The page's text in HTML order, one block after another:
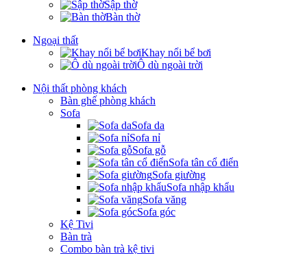
Sập thờ
Bàn thờ
Ngoại thất
Khay nổi bể bơi
Ô dù ngoài trời
Nội thất phòng khách
Bàn ghế phòng khách
Sofa
Sofa da
Sofa nỉ
Sofa gỗ
Sofa tân cổ điển
Sofa giường
Sofa nhập khẩu
Sofa văng
Sofa góc
Kệ Tivi
Bàn trà
Combo bàn trà kệ tivi